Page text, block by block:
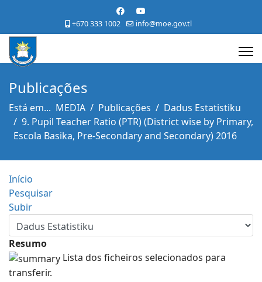
+670 333 1002 info@moe.gov.tl
Publicações
Está em... MEDIA Publicações
Dadus Estatistiku
9. Pupil Teacher Ratio (PTR) (District wise by Primary,
Escola Basika, Pre-Secondary and Secondary) 2016
Início
Pesquisar
Subir
Resumo
Lista dos ficheiros selecionados para
transferir.